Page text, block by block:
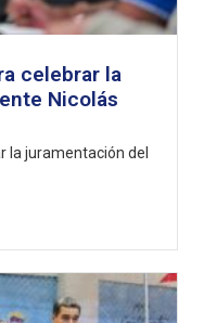
celebrar la
Nicolás
la juramentación del